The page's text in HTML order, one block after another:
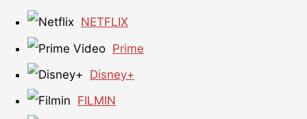
NETFLIX
Prime
Disney+
FILMIN